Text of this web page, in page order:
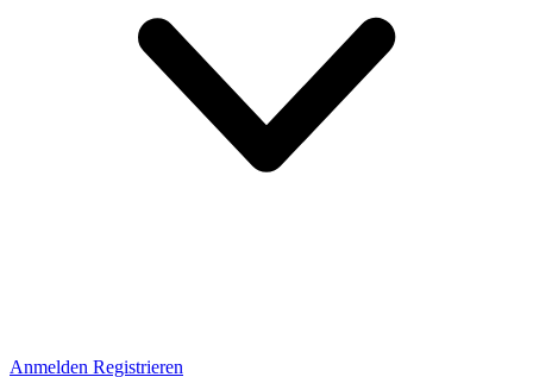
Anmelden Registrieren